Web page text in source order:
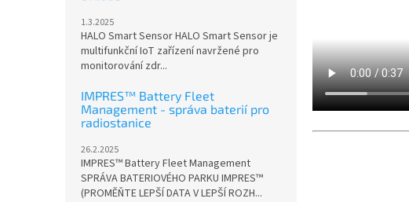
1.3.2025
HALO Smart Sensor HALO Smart Sensor je
multifunkční IoT zařízení navržené pro
monitorování zdr...
IMPRES™ Battery Fleet
Management - správa baterií pro
radiostanice
26.2.2025
IMPRES™ Battery Fleet Management
SPRÁVA BATERIOVÉHO PARKU IMPRES™
(PROMĚŇTE LEPŠÍ DATA V LEPŠÍ ROZH...